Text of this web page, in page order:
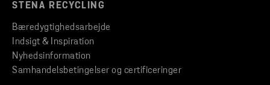
STENA RECYCLING
Bæredygtighedsarbejde
Indsigt & Inspiration
Nyhedsinformation
Samhandelsbetingelser og certificeringer